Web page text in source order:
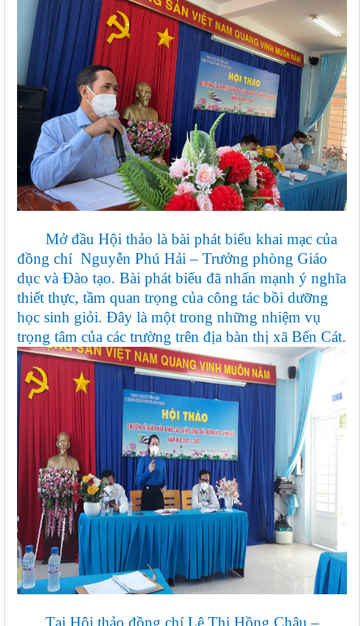
Mở đầu Hội thảo là bài phát biểu khai mạc của
đồng chí Nguyễn Phú Hải – Trưởng phòng Giáo
dục và Đào tạo. Bài phát biểu đã nhấn mạnh ý nghĩa
thiết thực, tầm quan trọng của công tác bồi dưỡng
học sinh giỏi. Đây là một trong những nhiệm vụ
trọng tâm của các trường trên địa bàn thị xã Bến Cát.
Tại Hội thảo đồng chí Lê Thị Hồng Châu –